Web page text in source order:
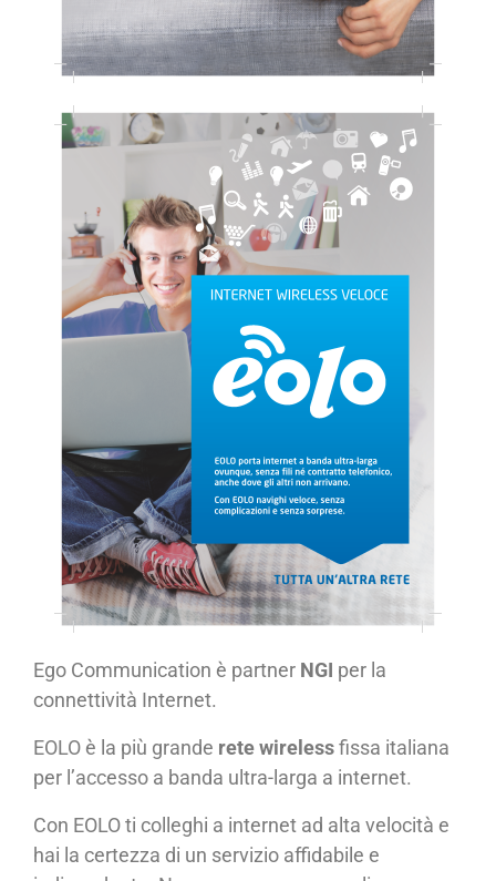
Ego Communication è partner NGI per la
connettività Internet.
EOLO è la più grande rete wirelessfissa italiana
per l’accesso a banda ultra-larga a internet.
Con EOLO ti colleghi a internet ad alta velocità e
hai la certezza di un servizio affidabile e